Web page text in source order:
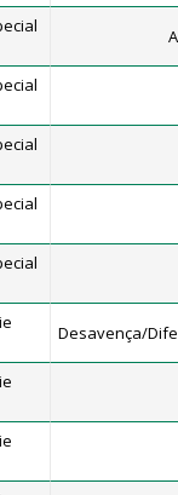
Desavença/